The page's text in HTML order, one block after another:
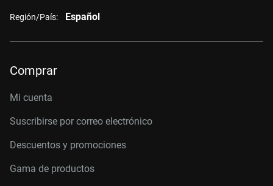
Región/País: Español
Comprar
Mi cuenta
Suscribirse por correo electrónico
Descuentos y promociones
Gama de productos